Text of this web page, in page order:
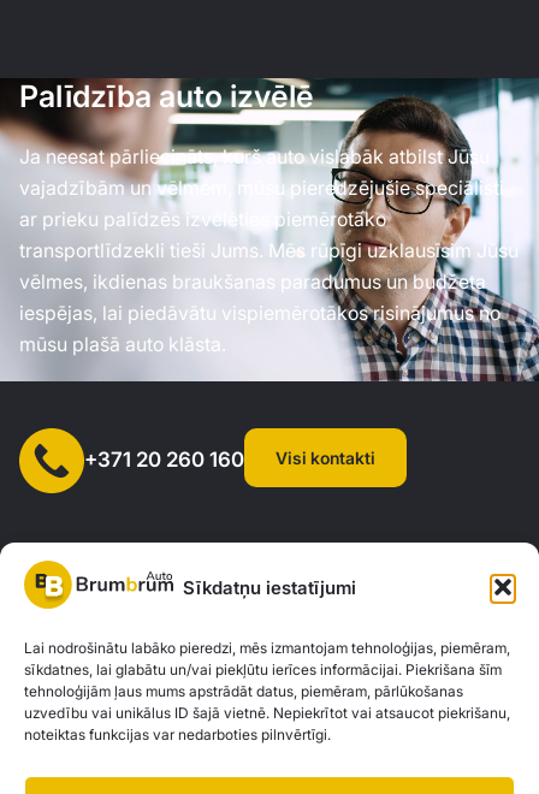
Sīkdatņu iestatījumi
Lai nodrošinātu labāko pieredzi, mēs izmantojam tehnoloģijas, piemēram,
sīkdatnes, lai glabātu un/vai piekļūtu ierīces informācijai. Piekrišana šīm
tehnoloģijām ļaus mums apstrādāt datus, piemēram, pārlūkošanas
uzvedību vai unikālus ID šajā vietnē. Nepiekrītot vai atsaucot piekrišanu,
noteiktas funkcijas var nedarboties pilnvērtīgi.
Palīdzība auto izvēlē
Ja neesat pārliecināts, kurš auto vislabāk atbilst Jūsu
vajadzībām un vēlmēm, mūsu pieredzējušie speciālisti
ar prieku palīdzēs izvēlēties piemērotāko
transportlīdzekli tieši Jums. Mēs rūpīgi uzklausīsim Jūsu
vēlmes, ikdienas braukšanas paradumus un budžeta
iespējas, lai piedāvātu vispiemērotākos risinājumus no
mūsu plašā auto klāsta.
+371 20 260 160 Visi kontakti
SIA "AUTOCLICK", Reģ. Nr. 40203371960, Adrese: Mazjumpravas
iela 77, Rīga, LV-1063 |20260160
Privātuma politikaKontakti